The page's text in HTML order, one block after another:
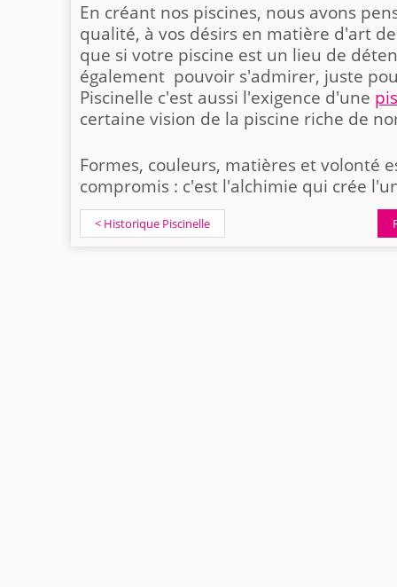
En créant nos piscines, nous avons
qualité, à vos désirs en matière d'art
que si votre piscine est un lieu de
également pouvoir s'admirer, juste
Piscinelle c'est aussi l'exigence d'une
certaine vision de la piscine riche de
Formes, couleurs, matières et volonté
compromis : c'est l'alchimie qui crée
< Historique Piscinelle